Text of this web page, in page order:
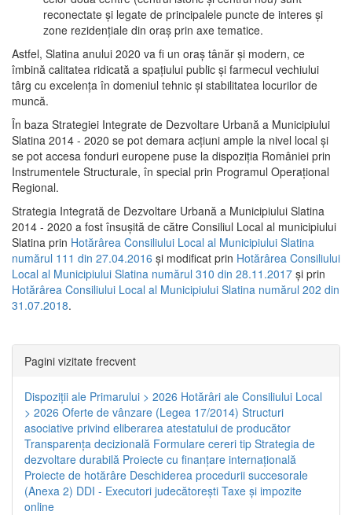
reconectate şi legate de principalele puncte de interes şi
zone rezidenţiale din oraş prin axe tematice.
Astfel, Slatina anului 2020 va fi un oraş tânăr şi modern, ce
îmbină calitatea ridicată a spaţiului public şi farmecul vechiului
târg cu excelenţa în domeniul tehnic şi stabilitatea locurilor de
muncă.
În baza Strategiei Integrate de Dezvoltare Urbană a Municipiului
Slatina 2014 - 2020 se pot demara acţiuni ample la nivel local şi
se pot accesa fonduri europene puse la dispoziţia României prin
Instrumentele Structurale, în special prin Programul Operațional
Regional.
Strategia Integrată de Dezvoltare Urbană a Municipiului Slatina
2014 - 2020 a fost însuşită de către Consiliul Local al municipiului
Slatina prin Hotărârea Consiliului Local al Municipiului Slatina
numărul 111 din 27.04.2016 și modificat prin Hotărârea Consiliului
Local al Municipiului Slatina numărul 310 din 28.11.2017 și prin
Hotărârea Consiliului Local al Municipiului Slatina numărul 202 din
31.07.2018.
Pagini vizitate frecvent
Dispoziţii ale Primarului > 2026 Hotărâri ale Consiliului Local
> 2026 Oferte de vânzare (Legea 17/2014) Structuri
asociative privind eliberarea atestatului de producător
Transparenţa decizională Formulare cereri tip Strategia de
dezvoltare durabilă Proiecte cu finanţare internaţională
Proiecte de hotărâre Deschiderea procedurii succesorale
(Anexa 2) DDI - Executori judecătorești Taxe şi impozite
online